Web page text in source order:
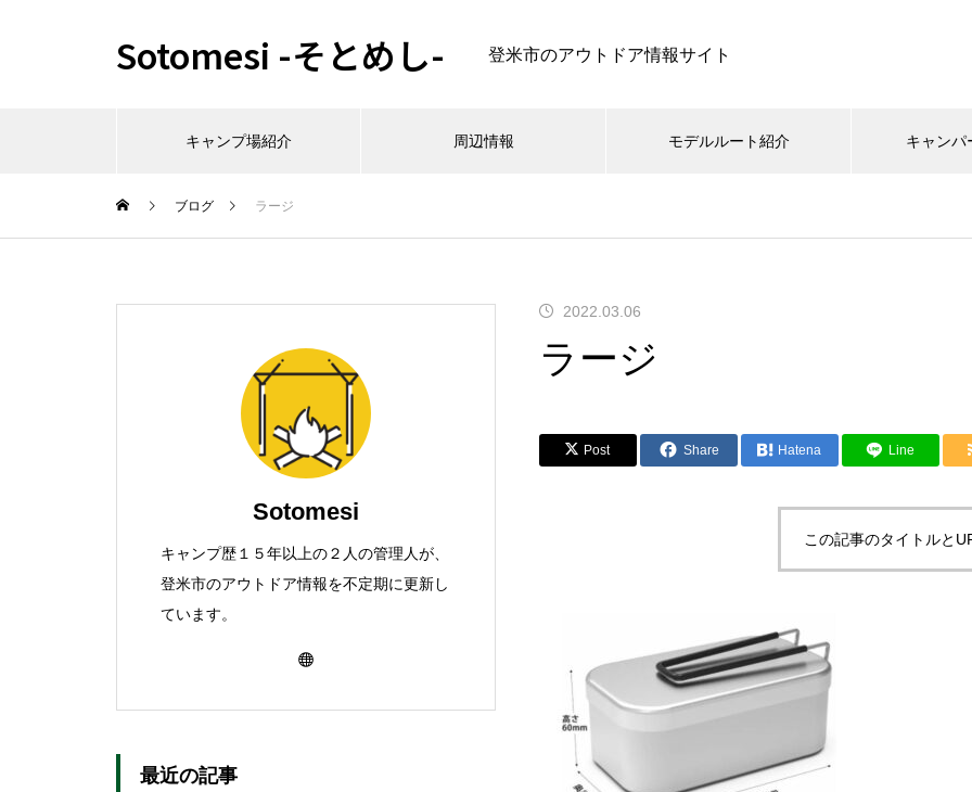
Sotomesi -そとめし- 登米市のアウトドア情報サイト
キャンプ場紹介 周辺情報 モデルルート紹介 キャンパ
ブログ ラージ
2022.03.06
ラージ
Post Share Hatena Line
この記事のタイトルと
Sotomesi
キャンプ歴１５年以上の２人の管理人が、
登米市のアウトドア情報を不定期に更新し
ています。
最近の記事